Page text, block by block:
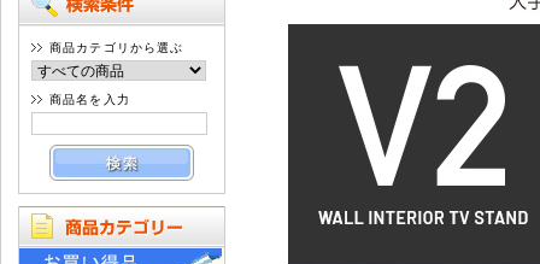
商品カテゴリから選ぶ
商品名を入力